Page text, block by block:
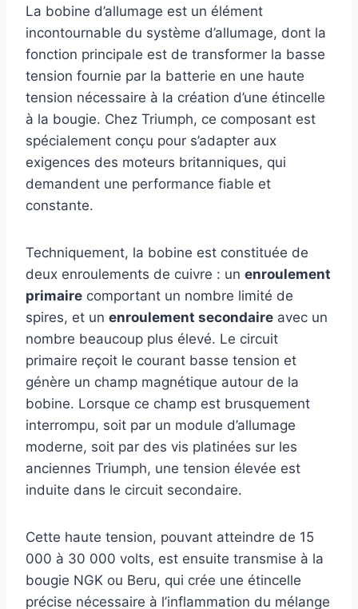
La bobine d’allumage est un élément
incontournable du système d’allumage, dont la
fonction principale est de transformer la basse
tension fournie par la batterie en une haute
tension nécessaire à la création d’une étincelle
à la bougie. Chez Triumph, ce composant est
spécialement conçu pour s’adapter aux
exigences des moteurs britanniques, qui
demandent une performance fiable et
constante.
Techniquement, la bobine est constituée de
deux enroulements de cuivre : un enroulement
primaire comportant un nombre limité de
spires, et un enroulement secondaire avec un
nombre beaucoup plus élevé. Le circuit
primaire reçoit le courant basse tension et
génère un champ magnétique autour de la
bobine. Lorsque ce champ est brusquement
interrompu, soit par un module d’allumage
moderne, soit par des vis platinées sur les
anciennes Triumph, une tension élevée est
induite dans le circuit secondaire.
Cette haute tension, pouvant atteindre de 15
000 à 30 000 volts, est ensuite transmise à la
bougie NGK ou Beru, qui crée une étincelle
précise nécessaire à l’inflammation du mélange